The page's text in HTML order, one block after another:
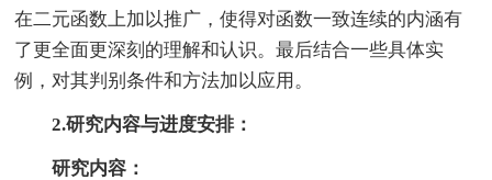
在二元函数上加以推广，使得对函数一致连续的内涵有
了更全面更深刻的理解和认识。最后结合一些具体实
例，对其判别条件和方法加以应用。
2.研究内容与进度安排：
研究内容：